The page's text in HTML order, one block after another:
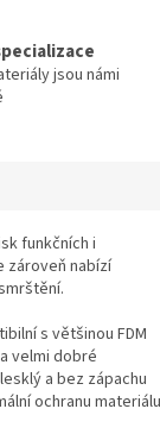
jsou námi
funkčních i
zároveň nabízí
s většinou FDM
velmi dobré
a bez zápachu
ochranu